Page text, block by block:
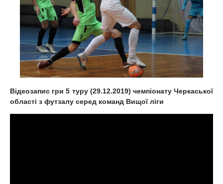
Відеозапис гри5 туру(29.12.2019) чемпіонату Черкаської
області з футзалу серед команд Вищоїліги